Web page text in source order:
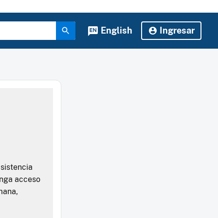
English Ingresar
acceso